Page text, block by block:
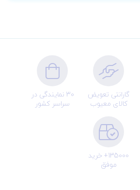
گارانتی تعویض
کالای معیوب
30 نمایندگی در
سراسر کشور
135000+ خرید
موفق